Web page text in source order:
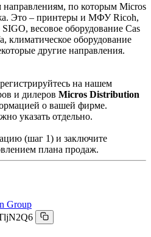
по которым Micros
Это – принтеры и МФУ Ricoh,
весовое оборудование Cas
климатическое оборудование
другие направления.
на нашем
и дилеров Micros Distribution
о вашей фирме.
указать отдельно.
(шаг 1) и заключите
плана продаж.
Group